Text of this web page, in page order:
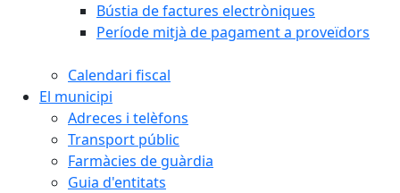
Bústia de factures electròniques
Període mitjà de pagament a proveïdors
Calendari fiscal
El municipi
Adreces i telèfons
Transport públic
Farmàcies de guàrdia
Guia d'entitats